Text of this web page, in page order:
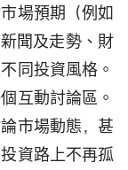
場預期（例如
聞及走勢、財
同投資風格。
互動討論區。
市場動態，甚
資路上不再孤